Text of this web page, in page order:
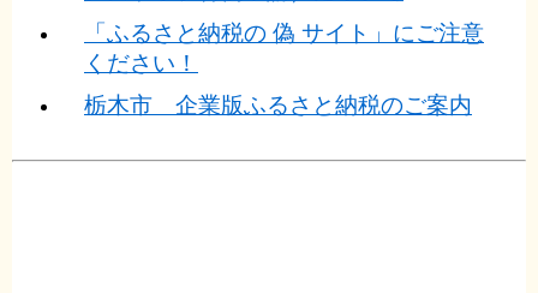
「ふるさと納税の 偽 サイト」にご注意
ください！
栃木市 企業版ふるさと納税のご案内